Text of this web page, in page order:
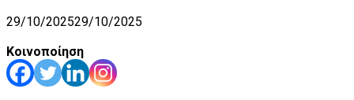
29/10/202529/10/2025
Κοινοποίηση